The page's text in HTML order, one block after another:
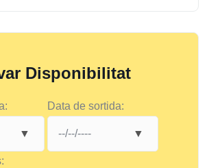
Disponibilitat
Data de sortida: